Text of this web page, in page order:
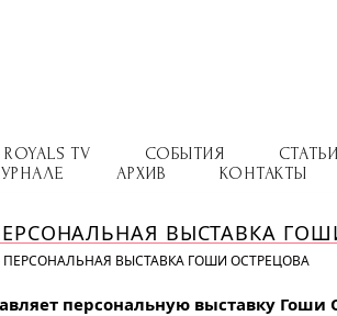
ROYALS TV СОБЫТИЯ СТАТЬИ
АРХИВ КОНТАКТЫ
ВЫСТАВКА
ПЕРСОНАЛЬНАЯ ВЫСТАВКА ГОШИ ОСТРЕЦОВА
персональную выставку